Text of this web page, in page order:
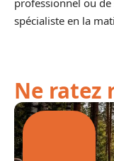
professionnel ou
spécialiste en la
Ne ratez